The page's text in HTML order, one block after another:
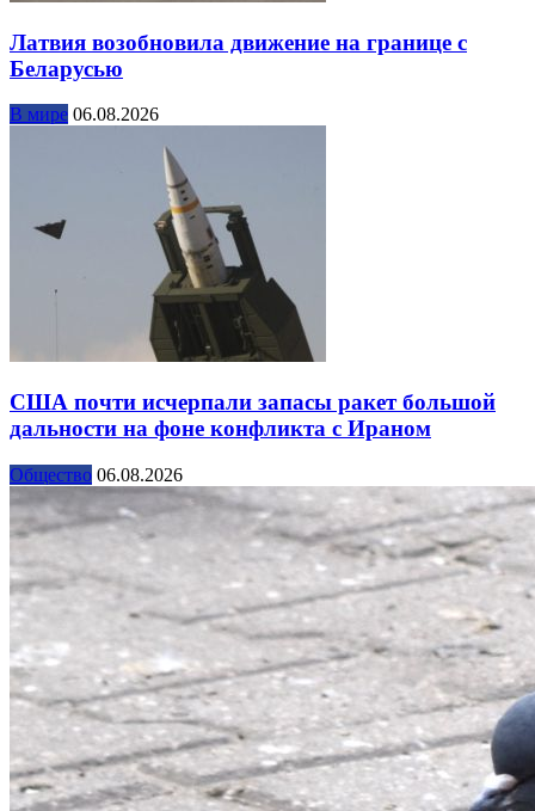
Латвия возобновила движение на границе с
Беларусью
В мире 06.08.2026
США почти исчерпали запасы ракет большой
дальности на фоне конфликта с Ираном
Общество 06.08.2026